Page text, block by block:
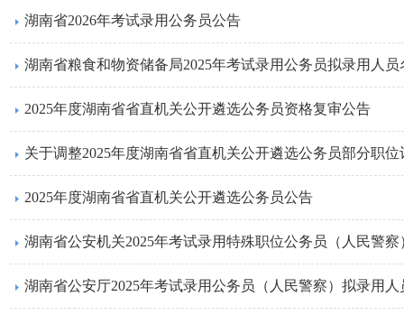
湖南省2026年考试录用公务员公告
湖南省粮食和物资储备局2025年考试录用公务员拟录用人员
2025年度湖南省省直机关公开遴选公务员资格复审公告
关于调整2025年度湖南省省直机关公开遴选公务员部分职
2025年度湖南省省直机关公开遴选公务员公告
湖南省公安机关2025年考试录用特殊职位公务员（人民警
湖南省公安厅2025年考试录用公务员（人民警察）拟录用